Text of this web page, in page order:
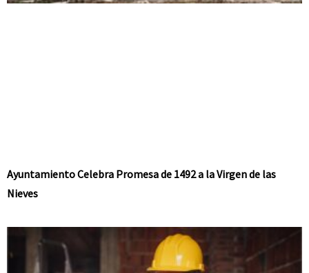
Ayuntamiento Celebra Promesa de 1492 a la Virgen de las
Nieves